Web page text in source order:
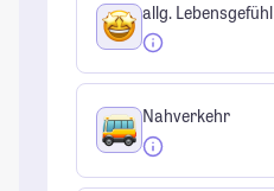
allg. Lebensgefühl
Nahverkehr